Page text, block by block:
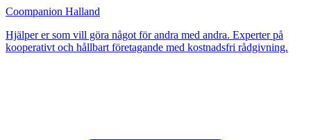
Coompanion Halland
Hjälper er som vill göra något för andra med andra. Experter på
kooperativt och hållbart företagande med kostnadsfri rådgivning.